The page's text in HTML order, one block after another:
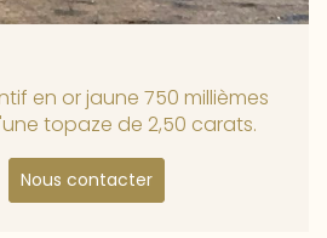
en or jaune 750 millièmes
topaze de 2,50 carats.
Nous contacter